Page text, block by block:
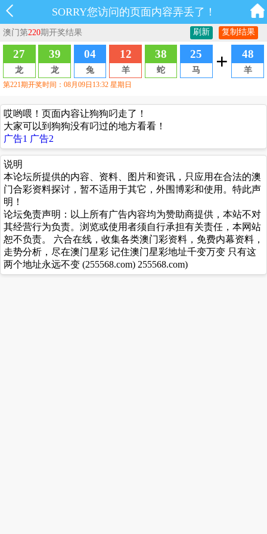
SORRY您访问的页面内容弄丢了！
哎哟喂！页面内容让狗狗叼走了！
大家可以到狗狗没有叼过的地方看看！
广告1 广告2
说明
本论坛所提供的内容、资料、图片和资讯，只应用在合法的澳
门合彩资料探讨，暂不适用于其它，外围博彩和使用。特此声
明！
论坛免责声明：以上所有广告内容均为赞助商提供，本站不对
其经营行为负责。浏览或使用者须自行承担有关责任，本网站
恕不负责。 六合在线，收集各类澳门彩资料，免费内幕资料，
走势分析，尽在澳门星彩 记住澳门星彩地址千变万变 只有这
两个地址永远不变 (255568.com) 255568.com)